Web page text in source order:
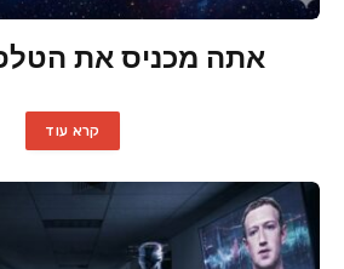
אתה מכניס את
קרא עוד